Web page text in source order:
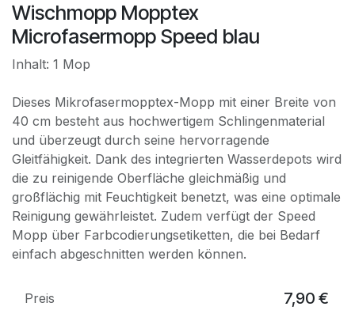
Wischmopp Mopptex
Microfasermopp Speed blau
Inhalt: 1 Mop
Dieses Mikrofasermopptex-Mopp mit einer Breite von
40 cm besteht aus hochwertigem Schlingenmaterial
und überzeugt durch seine hervorragende
Gleitfähigkeit. Dank des integrierten Wasserdepots wird
die zu reinigende Oberfläche gleichmäßig und
großflächig mit Feuchtigkeit benetzt, was eine optimale
Reinigung gewährleistet. Zudem verfügt der Speed
Mopp über Farbcodierungsetiketten, die bei Bedarf
einfach abgeschnitten werden können.
Preis 7,90 €